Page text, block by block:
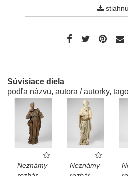
Súvisiace diela
podľa názvu, autora / autorky,
Neznámy
Neznámy